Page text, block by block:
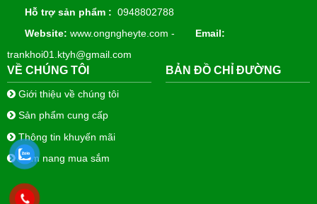
Hỗ trợ sản phẩm : 0948802788
Website: www.ongngheyte.com -
Email:
trankhoi01.ktyh@gmail.com
VỀ CHÚNG TÔI
Giới thiệu về chúng tôi
Sản phẩm cung cấp
Thông tin khuyến mãi
Cẩm nang mua sắm
BẢN ĐỒ CHỈ ĐƯỜNG